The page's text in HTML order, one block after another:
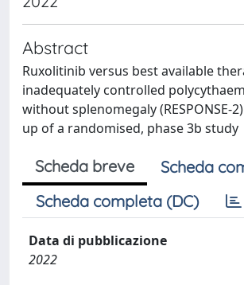
Abstract
Ruxolitinib versus best available
inadequately controlled
without splenomegaly (RESPONSE-
up of a randomised, phase 3b study
Scheda breve
Scheda
Scheda completa (DC)
Data di pubblicazione
2022